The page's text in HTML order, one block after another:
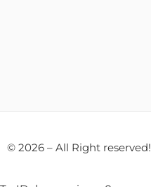
© 2026 – All Right reserved!